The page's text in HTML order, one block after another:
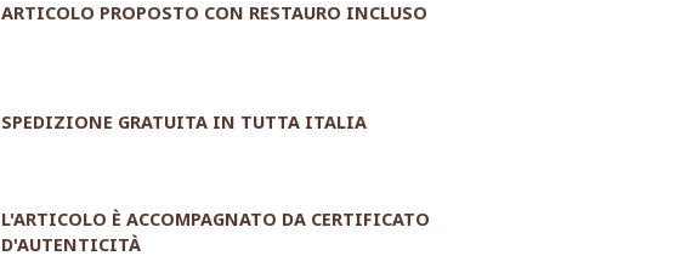
ARTICOLO PROPOSTO CON RESTAURO INCLUSO
SPEDIZIONE GRATUITA IN TUTTA ITALIA
L'ARTICOLO È ACCOMPAGNATO DA CERTIFICATO
D'AUTENTICITÀ